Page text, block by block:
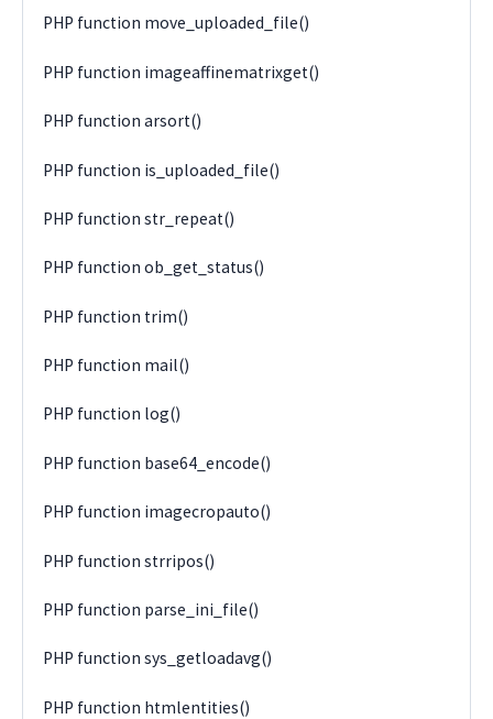
PHP function move_uploaded_file()
PHP function imageaffinematrixget()
PHP function arsort()
PHP function is_uploaded_file()
PHP function str_repeat()
PHP function ob_get_status()
PHP function trim()
PHP function mail()
PHP function log()
PHP function base64_encode()
PHP function imagecropauto()
PHP function strripos()
PHP function parse_ini_file()
PHP function sys_getloadavg()
PHP function htmlentities()